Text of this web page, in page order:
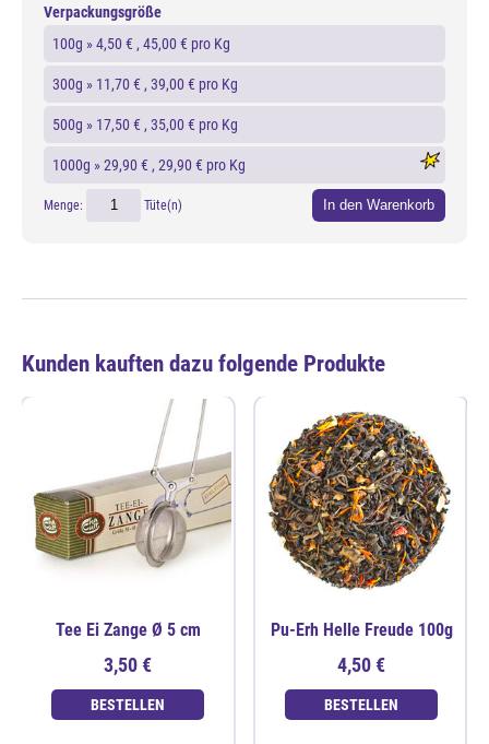
Verpackungsgröße
100g »4,50 € , 45,00 € pro Kg
300g » 11,70 € , 39,00 € pro Kg
500g » 17,50 € , 35,00 € pro Kg
1000g »29,90 € , 29,90 € pro Kg
Menge: Tüte(n) In den Warenkorb
Kunden kauften dazu folgende Produkte
Tee Ei Zange Ø 5 cm
3,50 €
BESTELLEN
Pu-Erh Helle Freude 100g
4,50 €
BESTELLEN